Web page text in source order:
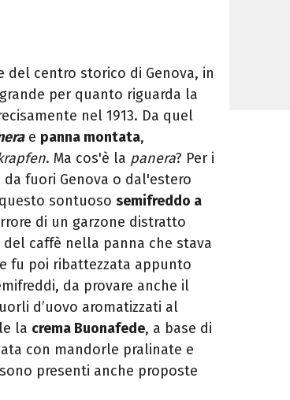
del centro storico di Genova, in
per quanto riguarda la
nel 1913. Da quel
e panna montata,
. Ma cos'è la panera? Per i
fuori Genova o dal'estero
sontuoso semifreddo a
di un garzone distratto
caffè nella panna che stava
fu poi ribattezzata appunto
da provare anche il
d’uovo aromatizzati al
la crema Buonafede, a base di
con mandorle pralinate e
presenti anche proposte